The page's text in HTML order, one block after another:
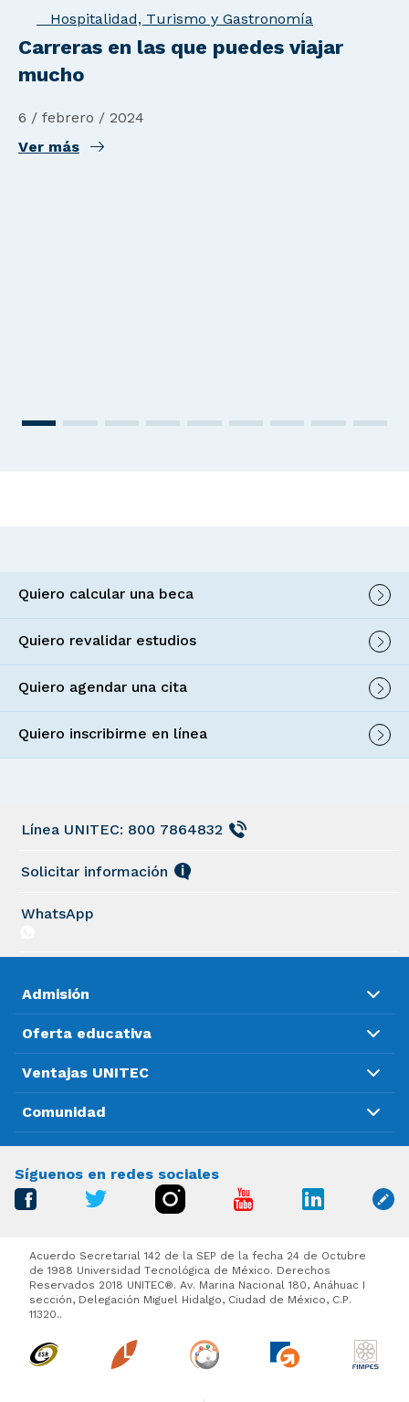
Hospitalidad, Turismo y Gastronomía
Carreras en las que puedes viajar
mucho
6 / febrero / 2024
Ver más
Quiero calcular una beca
Quiero revalidar estudios
Quiero agendar una cita
Quiero inscribirme en línea
Línea UNITEC: 800 7864832
Solicitar información
WhatsApp
Admisión
Oferta educativa
Ventajas UNITEC
Comunidad
Síguenos en redes sociales
Acuerdo Secretarial 142 de la SEP de la fecha 24 de Octubre
de 1988 Universidad Tecnológica de México. Derechos
Reservados 2018 UNITEC®. Av. Marina Nacional 180, Anáhuac I
sección, Delegación Miguel Hidalgo, Ciudad de México, C.P.
11320..